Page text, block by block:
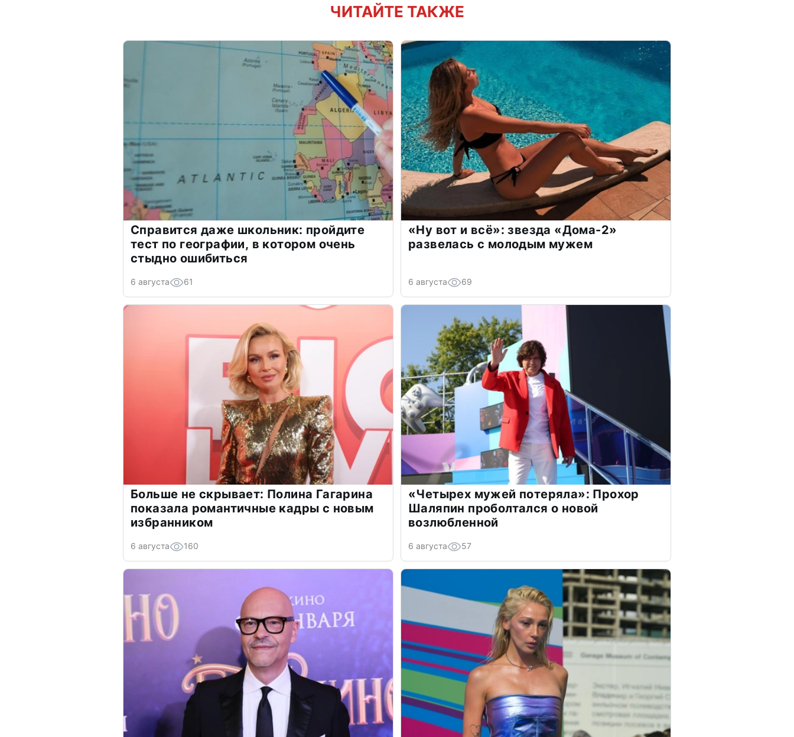
ЧИТАЙТЕ ТАКЖЕ
Справится даже школьник: пройдите
тест по географии, в котором очень
стыдно ошибиться
6 августа 61
«Ну вот и всё»: звезда «Дома-2»
развелась с молодым мужем
6 августа 69
Больше не скрывает: Полина Гагарина
показала романтичные кадры с новым
избранником
6 августа 160
«Четырех мужей потеряла»: Прохор
Шаляпин проболтался о новой
возлюбленной
6 августа 57